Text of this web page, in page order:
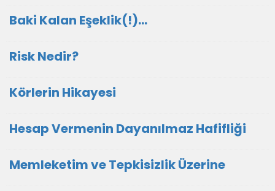
Baki Kalan Eşeklik(!)…
Risk Nedir?
Körlerin Hikayesi
Hesap Vermenin Dayanılmaz Hafifliği
Memleketim ve Tepkisizlik Üzerine